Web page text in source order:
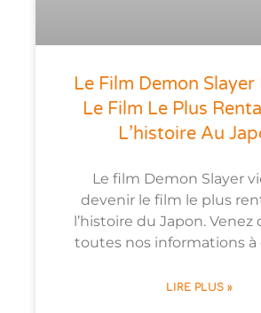
Le Film Demon
Le Film Le Plus
L’histoire Au
Le film Demon Slayer
devenir le film le plus
l’histoire du Japon. Venez
toutes nos informations à
LIRE PLUS »